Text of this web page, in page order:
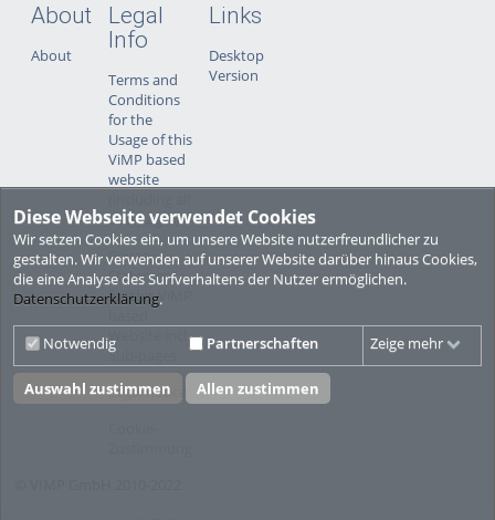
Diese Webseite verwendet Cookies
Wir setzen Cookies ein, um unsere Website nutzerfreundlicher zu
gestalten. Wir verwenden auf unserer Website darüber hinaus Cookies,
die eine Analyse des Surfverhaltens der Nutzer ermöglichen.
Datenschutzerklärung.
Notwendig Partnerschaften Zeige mehr
Auswahl zustimmen Allen zustimmen
About
About
Legal
Info
Terms and
Conditions
for the
Usage of this
ViMP based
website
sub-pages)
Privacy
Statement
for this ViMP
Website incl.
Sub-pages
Legal notice
Links
Desktop
Version